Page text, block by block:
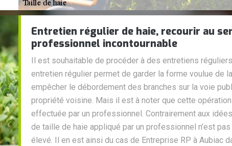
Entretien régulier de haie, recourir au
professionnel incontournable
Il est souhaitable de procéder à des entretiens
entretien régulier permet de garder la forme voulue de
empêcher le débordement des branches sur la voie
propriété voisine. Mais il est à noter que cette
effectuée par un professionnel. Contrairement aux
de taille de haie appliqué par un professionnel n’est
élevé. Il en est ainsi du cas de Entreprise RP à Aubiac